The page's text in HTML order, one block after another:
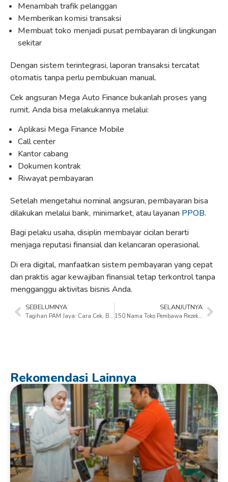
Menambah trafik pelanggan
Memberikan komisi transaksi
Membuat toko menjadi pusat pembayaran di lingkungan
sekitar
Dengan sistem terintegrasi, laporan transaksi tercatat
otomatis tanpa perlu pembukuan manual.
Cek angsuran Mega Auto Finance bukanlah proses yang
rumit. Anda bisa melakukannya melalui:
Aplikasi Mega Finance Mobile
Call center
Kantor cabang
Dokumen kontrak
Riwayat pembayaran
Setelah mengetahui nominal angsuran, pembayaran bisa
dilakukan melalui bank, minimarket, atau layanan PPOB.
Bagi pelaku usaha, disiplin membayar cicilan berarti
menjaga reputasi finansial dan kelancaran operasional.
Di era digital, manfaatkan sistem pembayaran yang cepat
dan praktis agar kewajiban finansial tetap terkontrol tanpa
mengganggu aktivitas bisnis Anda.
SEBELUMNYA
Tagihan PAM Jaya: Cara Cek, Bayar, dan Kelola Pembayaran Air Lebih Praktis
SELANJUTNYA
150 Nama Toko Pembawa Rezeki untuk Usaha Baru
Rekomendasi Lainnya